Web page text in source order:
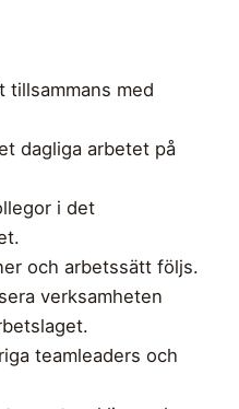
tillsammans med
dagliga arbetet på
i det
och arbetssätt följs.
verksamheten
teamleaders och